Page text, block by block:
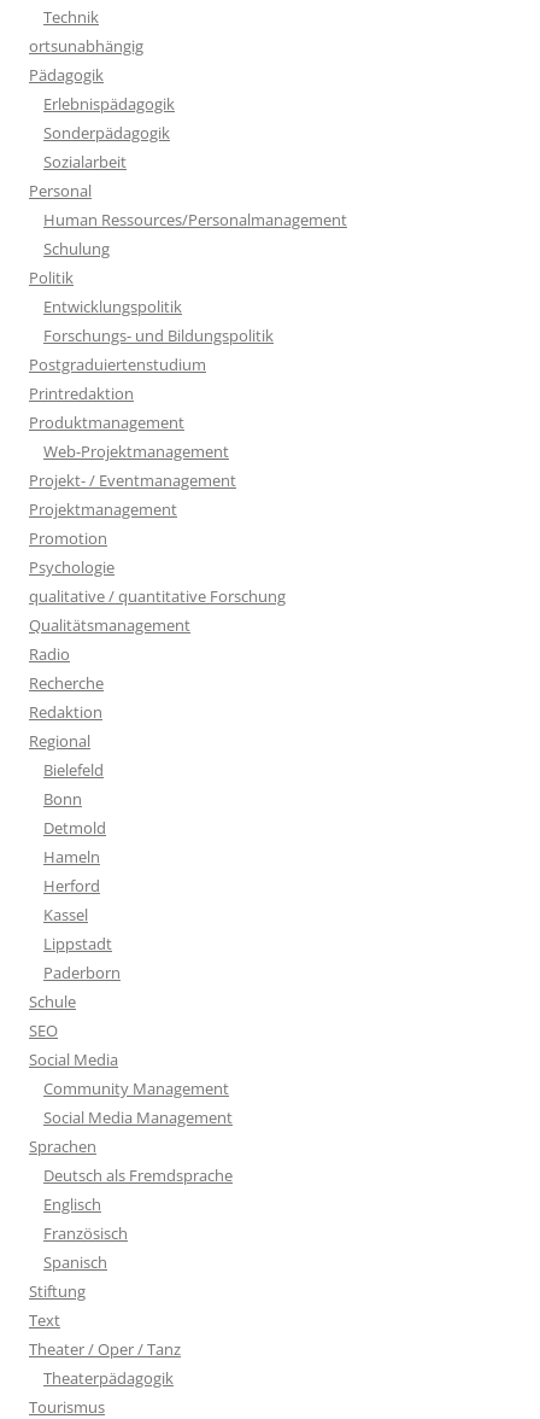
Technik
ortsunabhängig
Pädagogik
Erlebnispädagogik
Sonderpädagogik
Sozialarbeit
Personal
Human Ressources/Personalmanagement
Schulung
Politik
Entwicklungspolitik
Forschungs- und Bildungspolitik
Postgraduiertenstudium
Printredaktion
Produktmanagement
Web-Projektmanagement
Projekt- / Eventmanagement
Projektmanagement
Promotion
Psychologie
qualitative / quantitative Forschung
Qualitätsmanagement
Radio
Recherche
Redaktion
Regional
Bielefeld
Bonn
Detmold
Hameln
Herford
Kassel
Lippstadt
Paderborn
Schule
SEO
Social Media
Community Management
Social Media Management
Sprachen
Deutsch als Fremdsprache
Englisch
Französisch
Spanisch
Stiftung
Text
Theater / Oper / Tanz
Theaterpädagogik
Tourismus